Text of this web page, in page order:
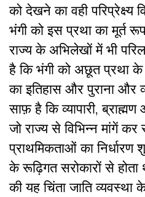
को देखने का वही परिप्रेक्ष्य
भंगी को इस प्रथा का मूर्त
राज्य के अभिलेखों में भी
है कि भंगी को अछूत प्रथा
का इतिहास और पुराना और
साफ़ है कि व्यापारी,
जो राज्य से विभिन्न मांगें
प्राथमिकताओं का
के रूढ़िगत सरोकारों से होता
की यह चिंता जाति